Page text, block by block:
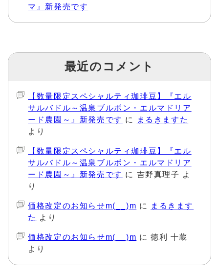
マ』新発売です
最近のコメント
【数量限定スペシャルティ珈琲豆】『エル
サルバドル～温泉ブルボン・エルマドリア
ード農園～』新発売です に
まるきますた
より
【数量限定スペシャルティ珈琲豆】『エル
サルバドル～温泉ブルボン・エルマドリア
ード農園～』新発売です に 吉野真理子 よ
り
価格改定のお知らせm(__)m に
まるきます
た
より
価格改定のお知らせm(__)m に徳利 十蔵
より